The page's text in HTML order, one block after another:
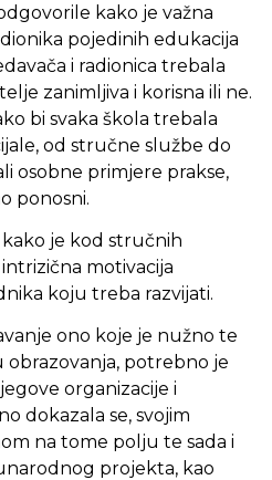
kako je važna
pojedinih edukacija
i radionica trebala
zanimljiva i korisna ili ne.
bi svaka škola trebala
od stručne službe do
osobne primjere prakse,
ponosni.
kako je kod stručnih
motivacija
koju treba razvijati.
ono koje je nužno te
obrazovanja, potrebno je
organizacije i
dokazala se, svojim
na tome polju te sada i
projekta, kao